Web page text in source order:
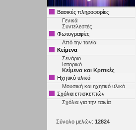
Βασικές πληροφορίες
Γενικά
Συντελεστές
Φωτογραφίες
Από την ταινία
Κείμενα
Σενάριο
Ιστορικό
Κείμενα και Κριτικές
Ηχητικό υλικό
Μουσική και ηχητικό υλικό
Σχόλια επισκεπτών
Σχόλια για την ταινία
Σύνολο μελών: 12824